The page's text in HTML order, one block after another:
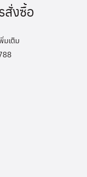
สั่งซื้อ
มเติม